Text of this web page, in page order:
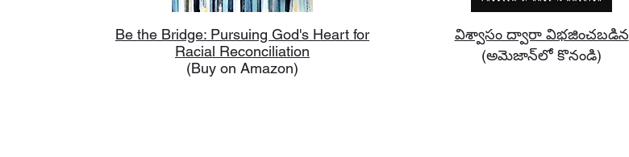
Be the Bridge: Pursuing God's Heart for
Racial Reconciliation
(Buy on Amazon)
విశ్వాసం ద్వారా విభజించబడిన
(అమెజాన్‌లో కొనండి)